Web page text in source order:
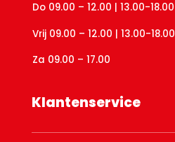
Do 09.00 – 12.00 | 13.00-18.00
Vrij 09.00 – 12.00 | 13.00-18.00
Za 09.00 – 17.00
Klantenservice